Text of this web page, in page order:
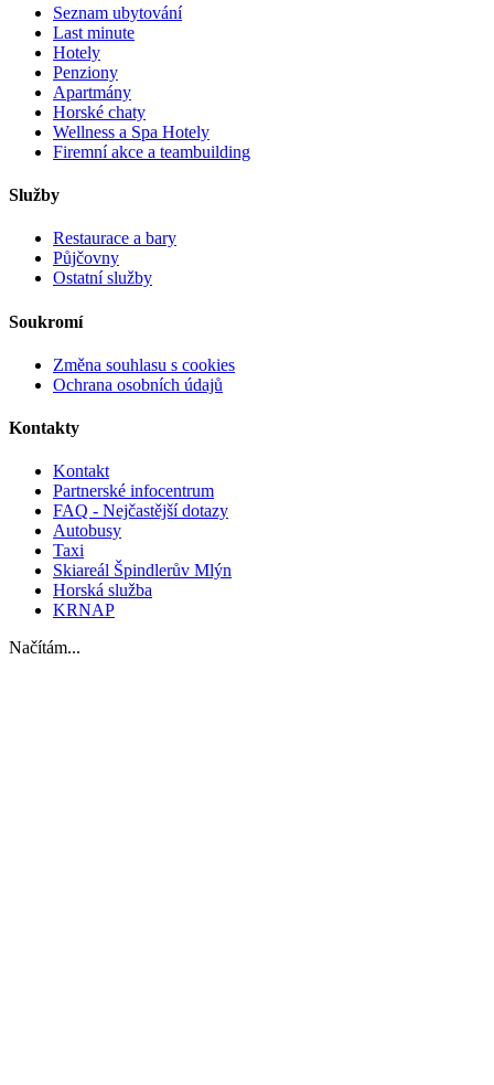
Seznam ubytování
Last minute
Hotely
Penziony
Apartmány
Horské chaty
Wellness a Spa Hotely
Firemní akce a teambuilding
Služby
Restaurace a bary
Půjčovny
Ostatní služby
Soukromí
Změna souhlasu s cookies
Ochrana osobních údajů
Kontakty
Kontakt
Partnerské infocentrum
FAQ - Nejčastější dotazy
Autobusy
Taxi
Skiareál Špindlerův Mlýn
Horská služba
KRNAP
Načítám...